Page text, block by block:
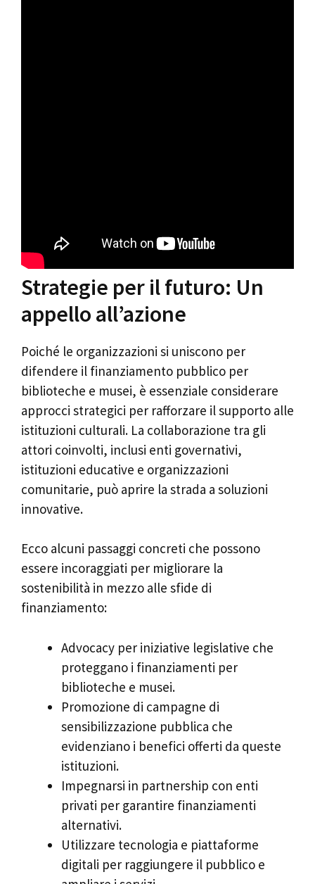
Strategie per il futuro: Un
appello all’azione
Poiché le organizzazioni si uniscono per
difendere il finanziamento pubblico per
biblioteche e musei, è essenziale considerare
approcci strategici per rafforzare il supporto alle
istituzioni culturali. La collaborazione tra gli
attori coinvolti, inclusi enti governativi,
istituzioni educative e organizzazioni
comunitarie, può aprire la strada a soluzioni
innovative.
Ecco alcuni passaggi concreti che possono
essere incoraggiati per migliorare la
sostenibilità in mezzo alle sfide di
finanziamento:
Advocacy per iniziative legislative che
proteggano i finanziamenti per
biblioteche e musei.
Promozione di campagne di
sensibilizzazione pubblica che
evidenziano i benefici offerti da queste
istituzioni.
Impegnarsi in partnership con enti
privati per garantire finanziamenti
alternativi.
Utilizzare tecnologia e piattaforme
digitali per raggiungere il pubblico e